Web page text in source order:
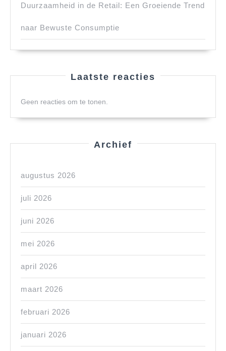
Duurzaamheid in de Retail: Een Groeiende Trend
naar Bewuste Consumptie
Laatste reacties
Geen reacties om te tonen.
Archief
augustus 2026
juli 2026
juni 2026
mei 2026
april 2026
maart 2026
februari 2026
januari 2026